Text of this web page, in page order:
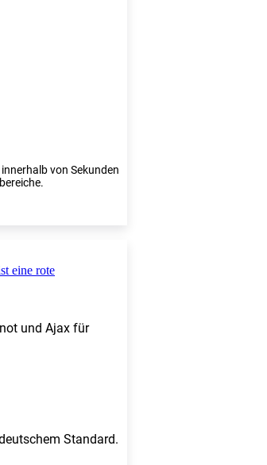
von Sekunden
und Ajax für
Standard.